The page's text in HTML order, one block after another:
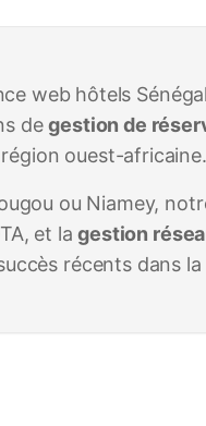
web hôtels
degestion de
ouest-africaine.
ou Niamey,
et lagestion
récents dans la